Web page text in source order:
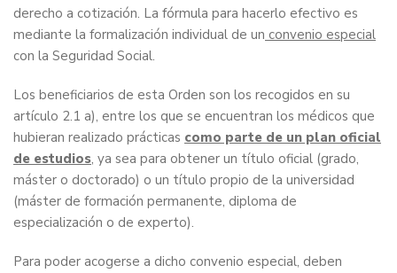
derecho a cotización. La fórmula para hacerlo efectivo es
mediante la formalización individual de un convenio especial
con la Seguridad Social.
Los beneficiarios de esta Orden son los recogidos en su
artículo 2.1 a), entre los que se encuentran los médicos que
hubieran realizado prácticas como parte de un plan oficial
de estudios, ya sea para obtener un título oficial (grado,
máster o doctorado) o un título propio de la universidad
(máster de formación permanente, diploma de
especialización o de experto).
Para poder acogerse a dicho convenio especial, deben